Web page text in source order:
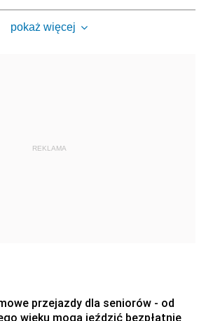
pokaż więcej
REKLAMA
przejazdy dla seniorów - od
wieku mogą jeździć bezpłatnie